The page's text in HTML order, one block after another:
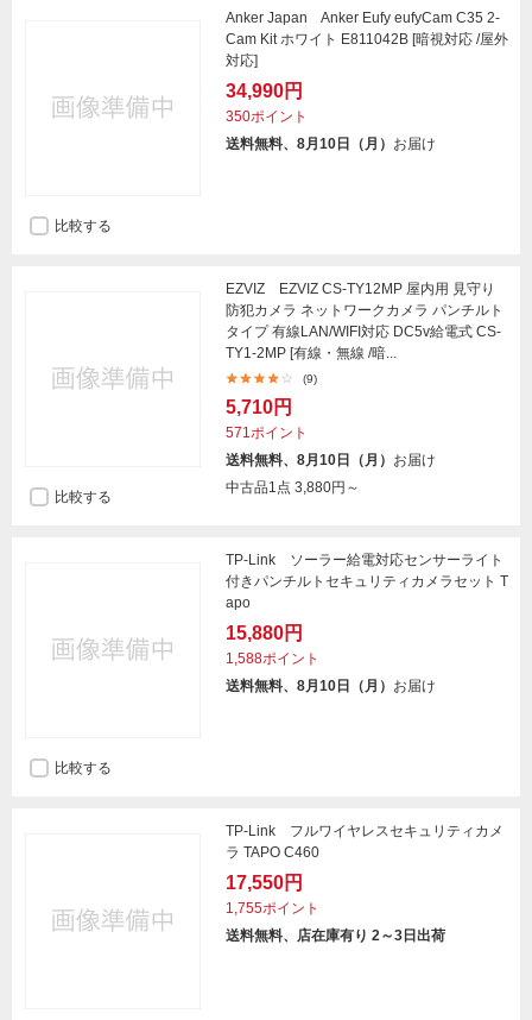
Anker Japan Anker Eufy eufyCam C35 2-
Cam Kit ホワイト E811042B [暗視対応 /屋外
対応]
34,990円
350ポイント
送料無料、8月10日（月） お届け
比較する
EZVIZ EZVIZ CS-TY12MP 屋内用 見守り
防犯カメラ ネットワークカメラ パンチルト
タイプ 有線LAN/WIFI対応 DC5v給電式 CS-
TY1-2MP [有線・無線 /暗...
(9)
5,710円
571ポイント
送料無料、8月10日（月） お届け
中古品1点 3,880円～
比較する
TP-Link ソーラー給電対応センサーライト
付きパンチルトセキュリティカメラセット T
apo
15,880円
1,588ポイント
送料無料、8月10日（月） お届け
比較する
TP-Link フルワイヤレスセキュリティカメ
ラ TAPO C460
17,550円
1,755ポイント
送料無料、店在庫有り 2～3日出荷